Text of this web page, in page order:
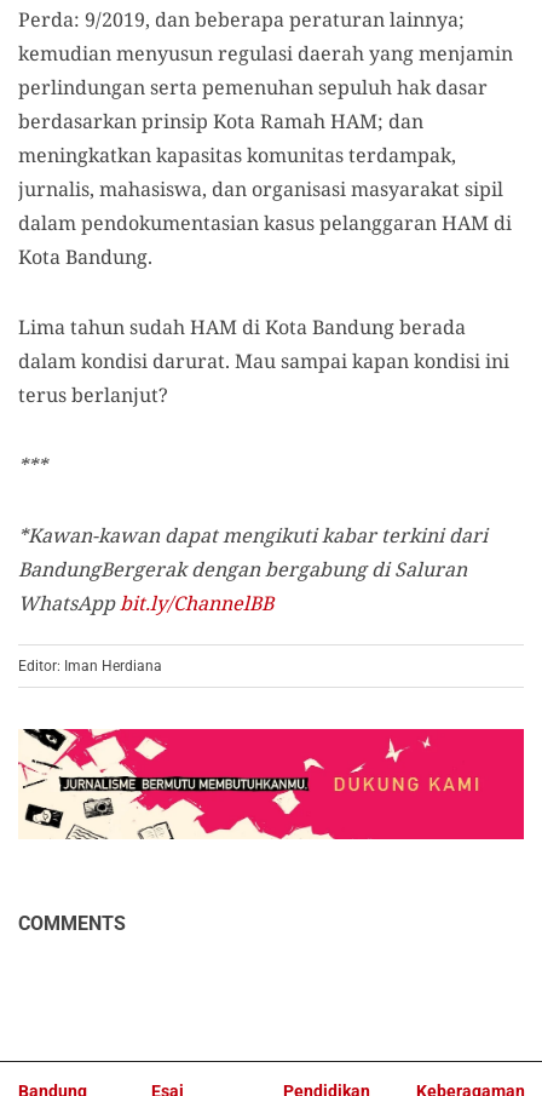
Perda: 9/2019, dan beberapa peraturan lainnya;
kemudian menyusun regulasi daerah yang menjamin
perlindungan serta pemenuhan sepuluh hak dasar
berdasarkan prinsip Kota Ramah HAM; dan
meningkatkan kapasitas komunitas terdampak,
jurnalis, mahasiswa, dan organisasi masyarakat sipil
dalam pendokumentasian kasus pelanggaran HAM di
Kota Bandung.
Lima tahun sudah HAM di Kota Bandung berada
dalam kondisi darurat. Mau sampai kapan kondisi ini
terus berlanjut?
***
*Kawan-kawan dapat mengikuti kabar terkini dari
BandungBergerak dengan bergabung di Saluran
WhatsAppbit.ly/ChannelBB
Editor: Iman Herdiana
COMMENTS
Bandung Esai Pendidikan Keberagaman